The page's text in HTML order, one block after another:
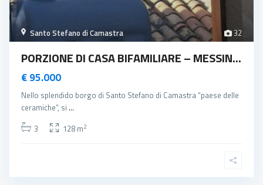
32
Santo Stefano di Camastra
PORZIONE DI CASA BIFAMILIARE – MESSIN...
€ 95.000
Nello splendido borgo di Santo Stefano di Camastra “paese delle
ceramiche”, si ...
3
128 m2